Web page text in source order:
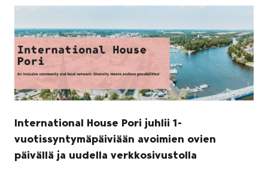
International House Pori juhlii 1-
vuotissyntymäpäiviään avoimien ovien
päivällä ja uudella verkkosivustolla